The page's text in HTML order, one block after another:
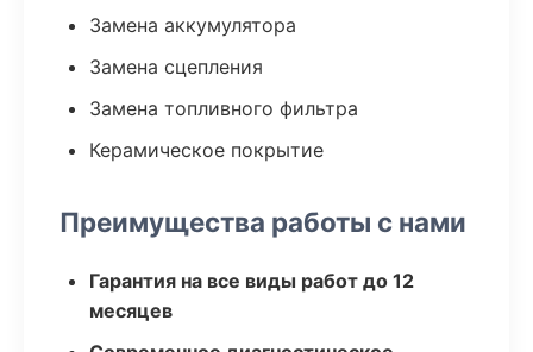
Замена аккумулятора
Замена сцепления
Замена топливного фильтра
Керамическое покрытие
Преимущества работы с нами
Гарантия на все виды работ до 12
месяцев